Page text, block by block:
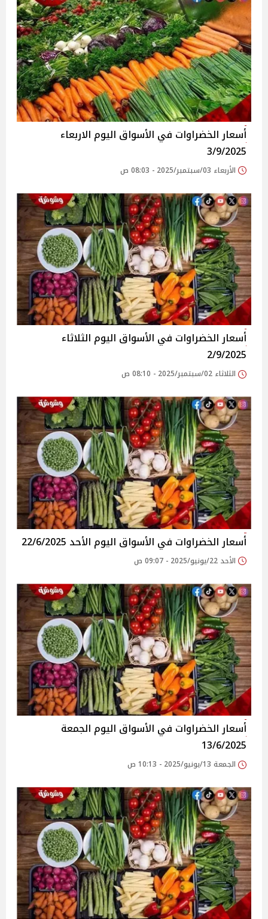
أسعار الخضراوات في الأسواق‎‎ اليوم الاربعاء
3/9/2025
الأربعاء 03/سبتمبر/2025 - 08:03 ص
أسعار الخضراوات في الأسواق‎‎ اليوم الثلاثاء
2/9/2025
الثلاثاء 02/سبتمبر/2025 - 08:10 ص
أسعار الخضراوات في الأسواق‎‎ اليوم الأحد 22/6/2025
الأحد 22/يونيو/2025 - 09:07 ص
أسعار الخضراوات في الأسواق‎‎ اليوم الجمعة
13/6/2025
الجمعة 13/يونيو/2025 - 10:13 ص